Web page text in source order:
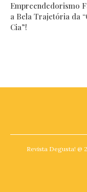
Empreendedorismo
a Bela Trajetória da
Cia”!
Revista Degusta! @